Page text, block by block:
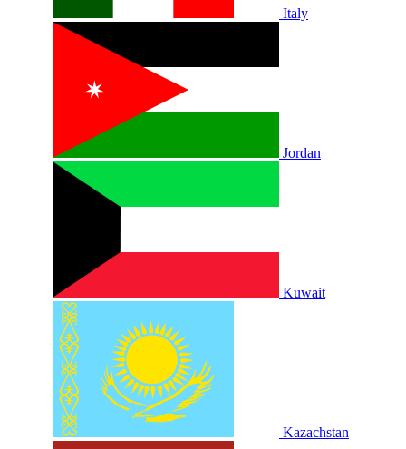
Italy
Jordan
Kuwait
Kazachstan